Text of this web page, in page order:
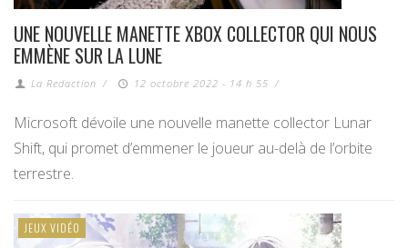
UNE NOUVELLE MANETTE XBOX COLLECTOR QUI NOUS
EMMÈNE SUR LA LUNE
La Redaction / 12 octobre 2022 - 14 h 55 /
Microsoft dévoile une nouvelle manette collector Lunar
Shift, qui promet d’emmener le joueur au-delà de l’orbite
terrestre.
JEUX VIDÉO